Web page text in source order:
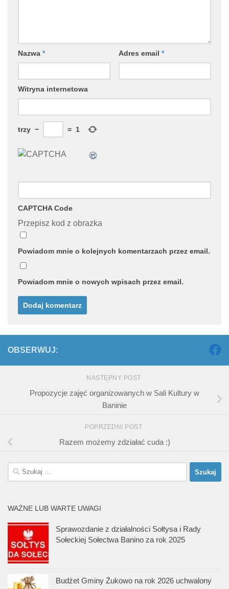
Nazwa * Adres email *
Witryna internetowa
trzy − = 1
CAPTCHA Code
Przepisz kod z obrazka
Powiadom mnie o kolejnych komentarzach przez email.
Powiadom mnie o nowych wpisach przez email.
OBSERWUJ:
NASTĘPNY POST
Propozycje zajęć organizowanych w Sali Kultury w
Baninie
POPRZEDNI POST
Razem możemy zdziałać cuda :)
Szukaj:
WAŻNE LUB WARTE UWAGI
Sprawozdanie z działalności Sołtysa i Rady
Sołeckiej Sołectwa Banino za rok 2025
Budżet Gminy Żukowo na rok 2026 uchwalony